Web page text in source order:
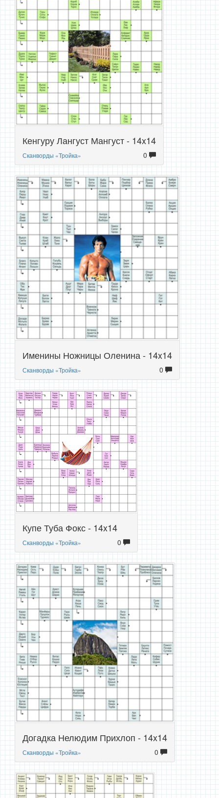
Кенгуру Лангуст Мангуст - 14x14
Сканворды «Тройка» 0
Именины Ножницы Оленина - 14x14
Сканворды «Тройка» 0
Купе Туба Фокс - 14x14
Сканворды «Тройка» 0
Догадка Нелюдим Прихлоп - 14x14
Сканворды «Тройка» 0